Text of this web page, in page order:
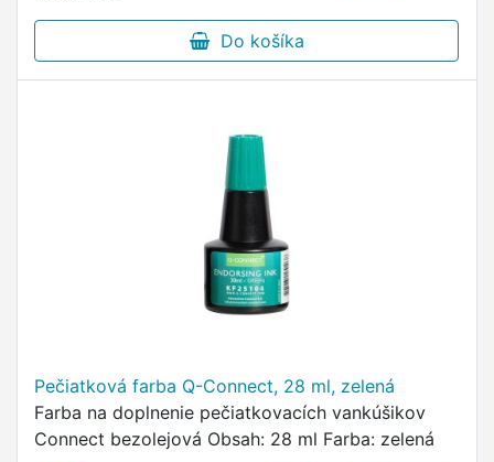
Do košíka
Pečiatková farba Q-Connect, 28 ml, zelená
Farba na doplnenie pečiatkovacích vankúšikov
Connect bezolejová Obsah: 28 ml Farba: zelená